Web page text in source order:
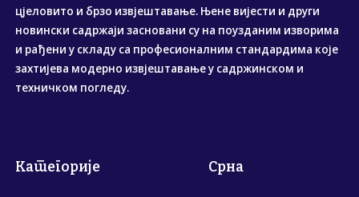
цјеловито и брзо извјештавање. Њене вијести и други
новински садржаји засновани су на поузданим изворима
и рађени у складу са професионалним стандардима које
захтијева модерно извјештавање у садржинском и
техничком погледу.
Категорије Срна